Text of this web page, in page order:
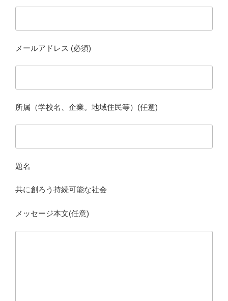
メールアドレス (必須)
所属（学校名、企業。地域住民等）(任意)
題名
共に創ろう持続可能な社会
メッセージ本文(任意)